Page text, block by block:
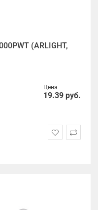
(ARLIGHT,
Цена
19.39 руб.